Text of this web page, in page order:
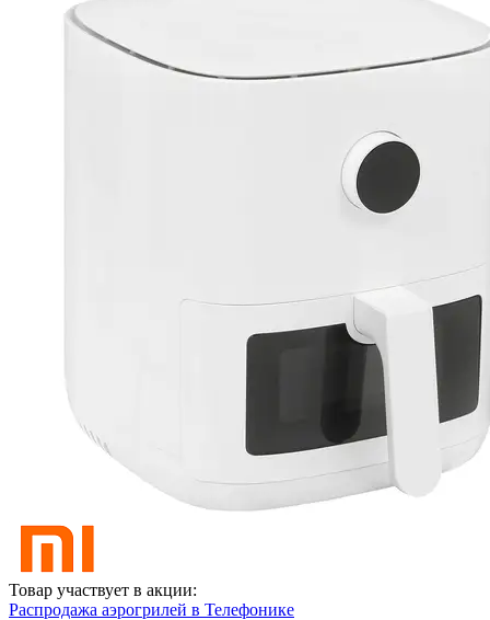
Товар участвует в акции:
Распродажа аэрогрилей в Телефонике